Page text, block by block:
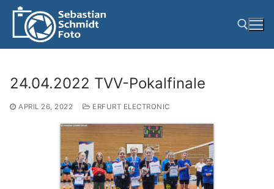
Zum
springen
Suchen nach:
24.04.2022 TVV-Pokalfinale
APRIL 26, 2022 ERFURT ELECTRONIC